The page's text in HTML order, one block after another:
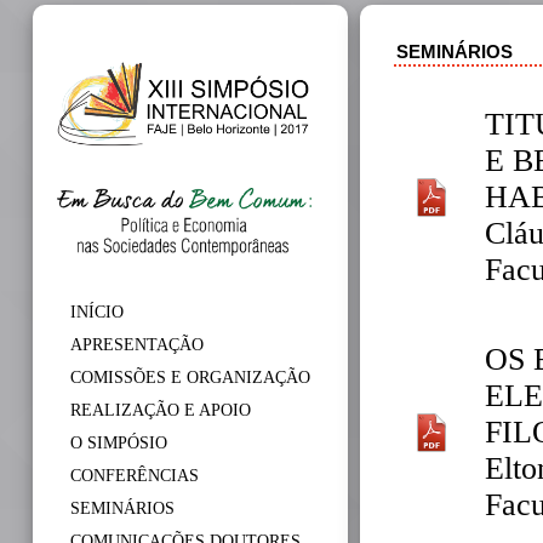
INÍCIO
APRESENTAÇÃO
COMISSÕES E ORGANIZAÇÃO
REALIZAÇÃO E APOIO
O SIMPÓSIO
CONFERÊNCIAS
SEMINÁRIOS
SEMINÁRIOS
E
OS